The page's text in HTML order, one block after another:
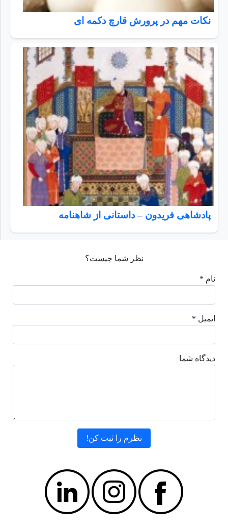
نکات مهم در پرورش قارچ دکمه ای
پادشاهی فریدون – داستانی از شاهنامه
نظر شما چیست؟
نام *
ایمیل *
دیدگاه شما